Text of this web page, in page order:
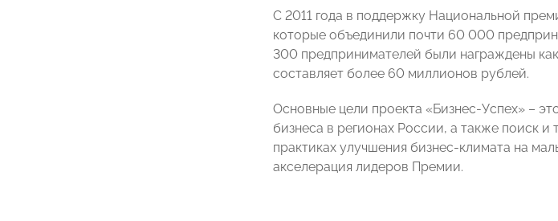
С 2011 года в поддержку Национальной
которые объединили почти 60 000
300 предпринимателей были награждены
составляет более 60 миллионов рублей.
Основные цели проекта «Бизнес-Успех» –
бизнеса в регионах России, а также поиск
практиках улучшения бизнес-климата на
акселерация лидеров Премии.